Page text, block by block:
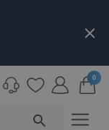
close
search
0